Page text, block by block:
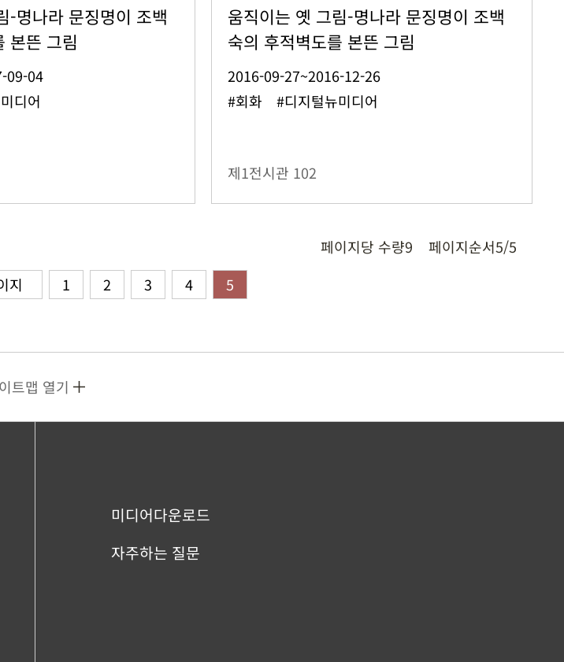
-명나라 문징명이 조백
본뜬 그림
09-04
디어
움직이는 옛 그림-명나라 문징명이 조백
숙의 후적벽도를 본뜬 그림
2016-09-27~2016-12-26
#회화 #디지털뉴미디어
제1전시관 102
페이지당 수량9 페이지순서5/5
지 1 2 3 4 5
트맵 열기
미디어다운로드
자주하는 질문